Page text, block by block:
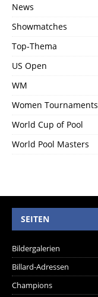
News
Showmatches
Top-Thema
US Open
WM
Women Tournaments
World Cup of Pool
World Pool Masters
SEITEN
Bildergalerien
Billard-Adressen
Champions